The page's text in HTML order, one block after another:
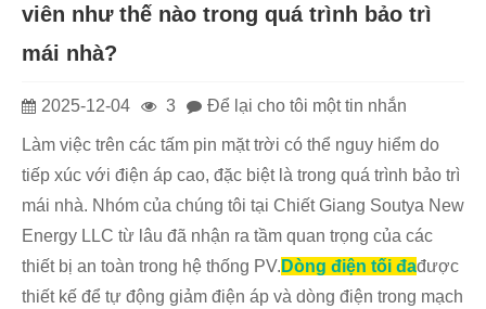
viên như thế nào trong quá trình bảo trì
mái nhà?
2025-12-04 3 Để lại cho tôi một tin nhắn
Làm việc trên các tấm pin mặt trời có thể nguy hiểm do
tiếp xúc với điện áp cao, đặc biệt là trong quá trình bảo trì
mái nhà. Nhóm của chúng tôi tại Chiết Giang Soutya New
Energy LLC từ lâu đã nhận ra tầm quan trọng của các
thiết bị an toàn trong hệ thống PV. Dòng điện tối đađược
thiết kế để tự động giảm điện áp và dòng điện trong mạch